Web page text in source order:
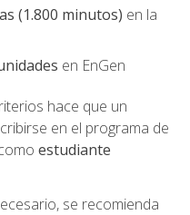
(1.800 minutos) en la
en EnGen
hace que un
en el programa de
estudiante
se recomienda